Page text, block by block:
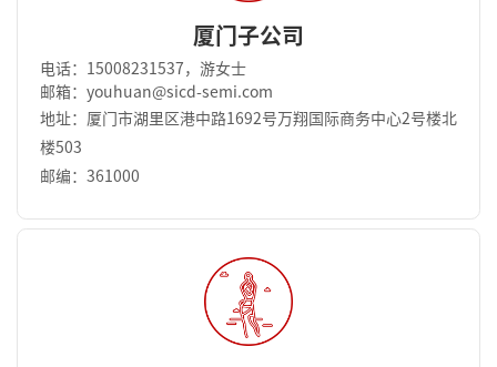
厦门子公司
电话：15008231537，游女士
邮箱：youhuan@sicd-semi.com
地址：厦门市湖里区港中路1692号万翔国际商务中⼼2号楼北
楼503
邮编：361000